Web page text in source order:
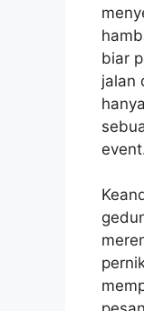
biar
jalan